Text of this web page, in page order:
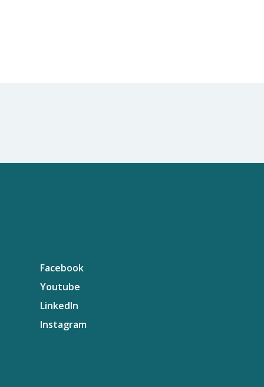
Facebook
Youtube
LinkedIn
Instagram